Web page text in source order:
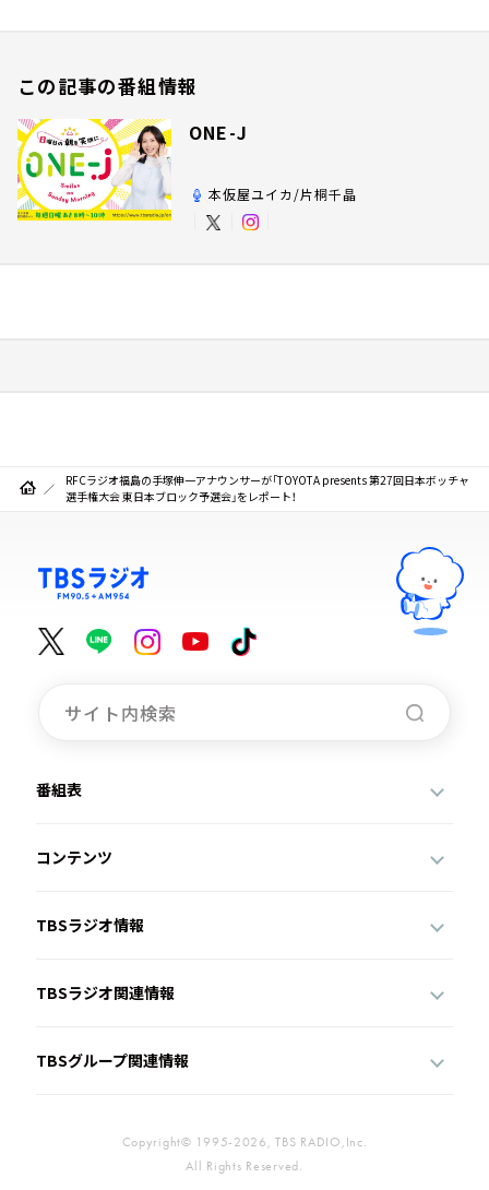
この記事の番組情報
ONE-J
本仮屋ユイカ/片桐千晶
RFCラジオ福島の手塚伸一アナウンサーが「TOYOTA presents 第27回日本ボッチャ
選手権大会 東日本ブロック予選会」をレポート！
番組表
コンテンツ
TBSラジオ情報
TBSラジオ関連情報
TBSグループ関連情報
Copyright© 1995-2026, TBS RADIO,Inc.
All Rights Reserved.